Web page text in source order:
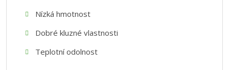
Nízká hmotnost
Dobré kluzné vlastnosti
Teplotní odolnost